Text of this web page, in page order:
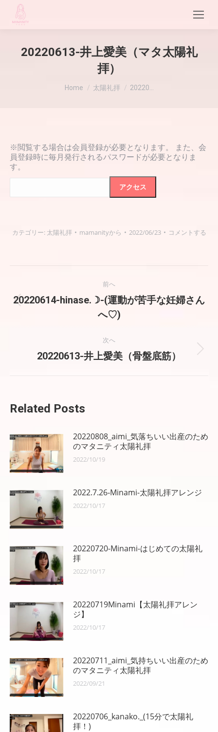
20220613-井上愛美（マタ太陽礼
拝）
Home 太陽礼拝 20220…
※閲覧する場合は会員登録が必要となります。 また、会
員登録時に毎月発行されるパスワードが必要となりま
す。
カテゴリー: 太陽礼拝 mamanityから 2022/06/23 コメントする
稿
シ
ン
前へ
前
の
20220614-hinase.☽-(運動が苦手な妊婦さん
へ♡)
次へ
次
の
20220613-井上愛美（骨盤底筋）
Related Posts
20220808_aimi_気落ちいい出産のため
のマタニティ太陽礼拝
2022/10/19
2022.7.26‐Minami-太陽礼拝アレンジ
2022/10/17
20220720-Minami-はじめての太陽礼
拝
2022/10/17
20220719Minami【太陽礼拝アレン
ジ】
2022/10/17
20220711_aimi_気持ちいい出産のため
のマタニティ太陽礼拝
2022/09/21
20220706_kanako._(15分で太陽礼
拝！)